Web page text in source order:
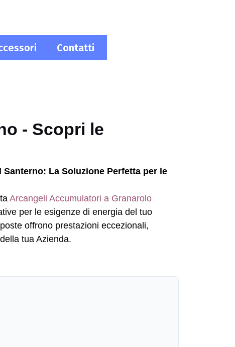
Contatti
- Scopri le
La Soluzione Perfetta per le
Arcangeli Accumulatori a Granarolo
per le esigenze di energia del tuo
offrono prestazioni eccezionali,
tua Azienda.